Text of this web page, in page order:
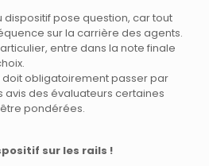
dispositif pose question, car tout
sur la carrière des agents.
entre dans la note finale
obligatoirement passer par
des évaluateurs certaines
pondérées.
sur les rails !